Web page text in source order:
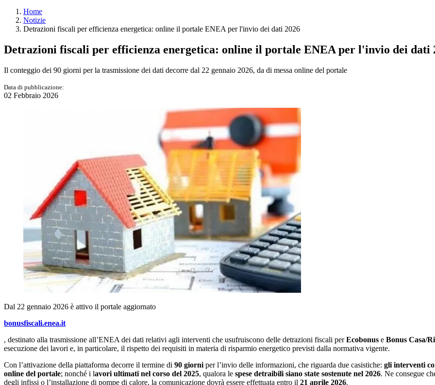
Home
Notizie
Detrazioni fiscali per efficienza energetica: online il portale ENEA per l'invio dei dati 2026
Detrazioni fiscali per efficienza energetica: online il portale ENEA per l'invio dei dati
Il conteggio dei 90 giorni per la trasmissione dei dati decorre dal 22 gennaio 2026, da di messa online del portale
Data di pubblicazione:
02 Febbraio 2026
Dal 22 gennaio 2026 è attivo il portale aggiornato
bonusfiscali.enea.it
, destinato alla trasmissione all’ENEA dei dati relativi agli interventi che usufruiscono delle detrazioni fiscali perEcobonus e Bonus Casa/
esecuzione dei lavori e, in particolare, il rispetto dei requisiti in materia di risparmio energetico previsti dalla normativa vigente.
Con l’attivazione della piattaforma decorre il termine di 90 giorni per l’invio delle informazioni, che riguarda due casistiche: gli interventi
online del portale; nonché i lavori ultimati nel corso del 2025, qualora le spese detraibili siano state sostenute nel 2026. Ne consegue
degli infissi o l’installazione di pompe di calore, la comunicazione dovrà essere effettuata entro il 21 aprile 2026.